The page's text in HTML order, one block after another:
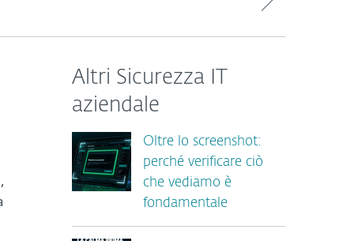
Altri Sicurezza IT
aziendale
Oltre lo screenshot:
perché verificare ciò
che vediamo è
fondamentale